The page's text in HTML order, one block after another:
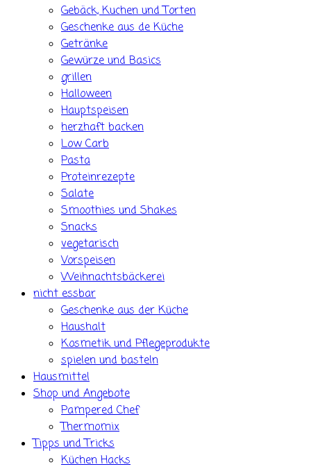
Gebäck, Kuchen und Torten
Geschenke aus de Küche
Getränke
Gewürze und Basics
grillen
Halloween
Hauptspeisen
herzhaft backen
Low Carb
Pasta
Proteinrezepte
Salate
Smoothies und Shakes
Snacks
vegetarisch
Vorspeisen
Weihnachtsbäckerei
nicht essbar
Geschenke aus der Küche
Haushalt
Kosmetik und Pflegeprodukte
spielen und basteln
Hausmittel
Shop und Angebote
Pampered Chef
Thermomix
Tipps und Tricks
Küchen Hacks